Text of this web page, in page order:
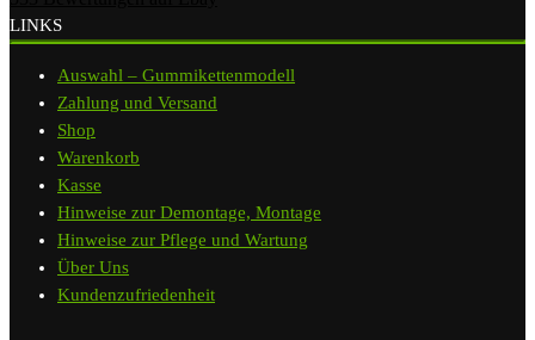
LINKS
Auswahl – Gummikettenmodell
Zahlung und Versand
Shop
Warenkorb
Kasse
Hinweise zur Demontage, Montage
Hinweise zur Pflege und Wartung
Über Uns
Kundenzufriedenheit